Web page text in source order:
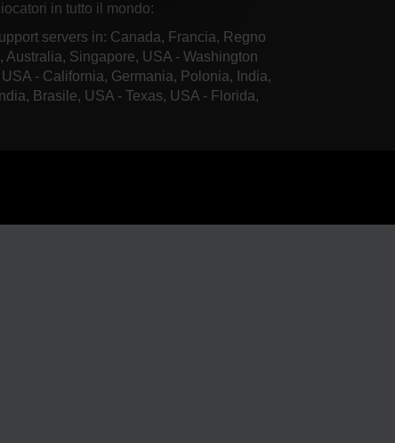
in tutto il mondo:
servers in: Canada, Francia, Regno
Australia, Singapore, USA - Washington
USA - California, Germania, Polonia, India,
Brasile, USA - Texas, USA - Florida,